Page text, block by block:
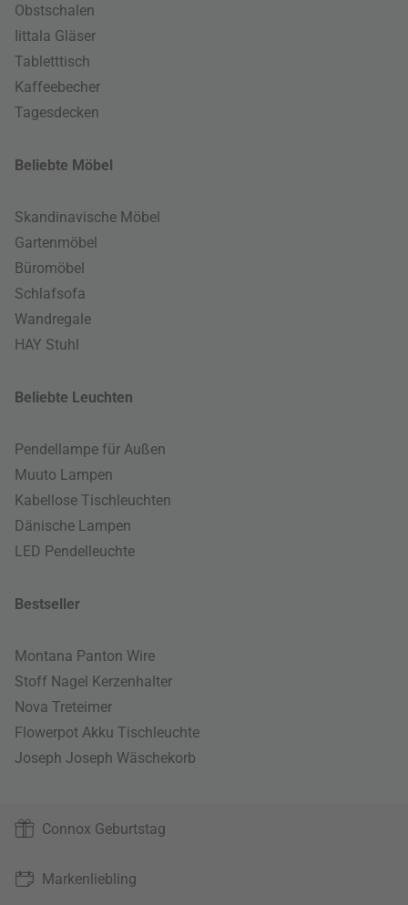
Obstschalen
Iittala Gläser
Tabletttisch
Kaffeebecher
Tagesdecken
Beliebte Möbel
Skandinavische Möbel
Gartenmöbel
Büromöbel
Schlafsofa
Wandregale
HAY Stuhl
Beliebte Leuchten
Pendellampe für Außen
Muuto Lampen
Kabellose Tischleuchten
Dänische Lampen
LED Pendelleuchte
Bestseller
Montana Panton Wire
Stoff Nagel Kerzenhalter
Nova Treteimer
Flowerpot Akku Tischleuchte
Joseph Joseph Wäschekorb
Connox Geburtstag
Markenliebling